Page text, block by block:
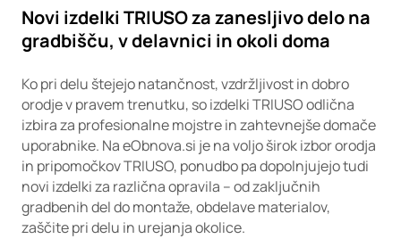
Novi izdelki TRIUSO za zanesljivo delo na
gradbišču, v delavnici in okoli doma
Ko pri delu štejejo natančnost, vzdržljivost in dobro
orodje v pravem trenutku, so izdelki TRIUSO odlična
izbira za profesionalne mojstre in zahtevnejše domače
uporabnike. Na eObnova.si je na voljo širok izbor orodja
in pripomočkov TRIUSO, ponudbo pa dopolnjujejo tudi
novi izdelki za različna opravila – od zaključnih
gradbenih del do montaže, obdelave materialov,
zaščite pri delu in urejanja okolice.